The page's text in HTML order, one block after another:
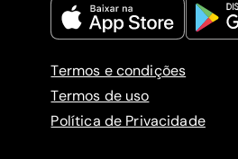
Termos e condições
Termos de uso
Política de Privacidade